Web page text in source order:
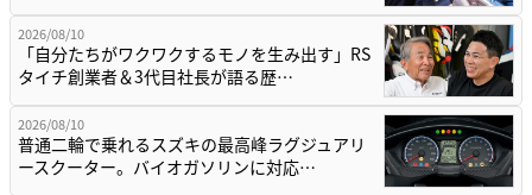
2026/08/10
「自分たちがワクワクするモノを生み出す」RS
タイチ創業者＆3代目社長が語る歴…
2026/08/10
普通二輪で乗れるスズキの最高峰ラグジュアリ
ースクーター。バイオガソリンに対応…